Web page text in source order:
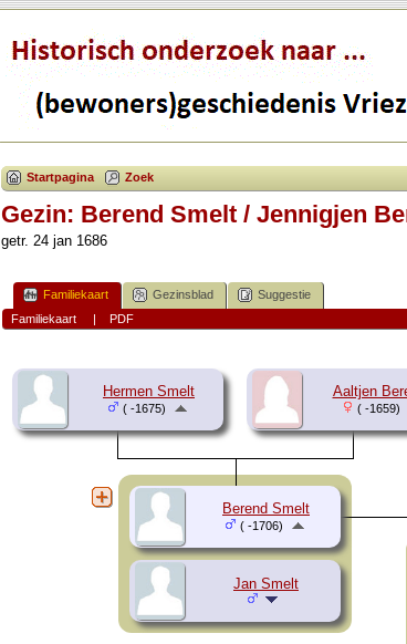
Startpagina Zoek
Gezin: Berend Smelt / Jennigjen
getr. 24 jan 1686
Familiekaart Gezinsblad
Suggestie
Familiekaart
| PDF
Hermen Smelt
( -1675)
Aaltjen
( -1659)
Jan Smelt
Berend Smelt
( -1706)